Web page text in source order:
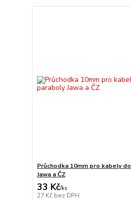
Průchodka 10mm pro kabely
Jawa a ČZ
33 Kč/ks
27 Kč bez DPH